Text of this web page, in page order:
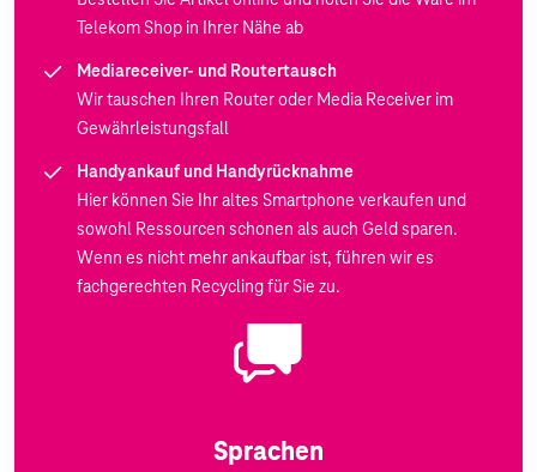
Telekom Shop in Ihrer Nähe ab
Mediareceiver- und Routertausch
Wir tauschen Ihren Router oder Media Receiver im
Gewährleistungsfall
Handyankauf und Handyrücknahme
Hier können Sie Ihr altes Smartphone verkaufen und
sowohl Ressourcen schonen als auch Geld sparen.
Wenn es nicht mehr ankaufbar ist, führen wir es
fachgerechten Recycling für Sie zu.
Sprachen